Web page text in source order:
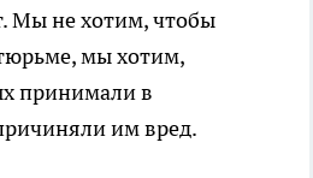
Мы не хотим, чтобы
мы хотим,
принимали в
им вред.